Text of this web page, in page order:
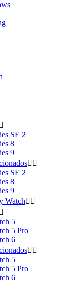

SE 2
8
9
 
SE 2
8
9
Watch 

5
5 Pro
6
 
5
5 Pro
6